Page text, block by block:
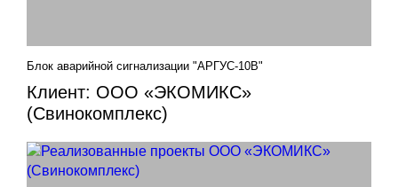
Клиент: ООО «ЭКОМИКС»
(Свинокомплекс)
Блок аварийной сигнализации "АРГУС-10В"